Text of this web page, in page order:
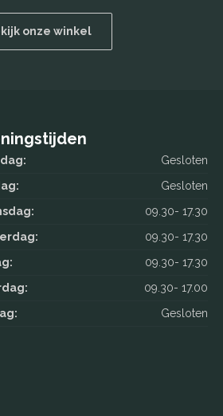
onze winkel
Gesloten
Gesloten
09.30- 17.30
09.30- 17.30
09.30- 17.30
09.30- 17.00
Gesloten